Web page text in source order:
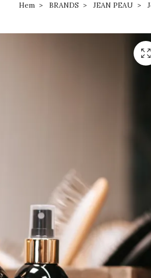
Hem BRANDS JEAN PEAU